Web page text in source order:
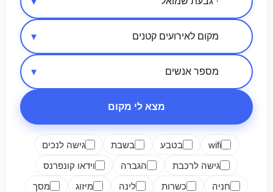
אזור בארץ
סיווג מקום
מספר אנשים
מצא לי מקום
wifi בטבע בשבת
גישה לנכים
גישה לרכבת
הגברה
וידאו קונפרנס
חניה
כשרות לינה מיזוג
מסך